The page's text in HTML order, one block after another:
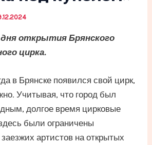
открытия Брянского
цирка.
в Брянске появился свой цирк,
Учитывая, что город был
долгое время цирковые
были ограничены
артистов на открытых